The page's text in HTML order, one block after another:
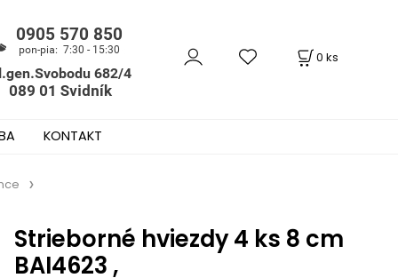
0 ks
KONTAKT
Strieborné hviezdy 4 ks 8 cm
BAI4623 ,